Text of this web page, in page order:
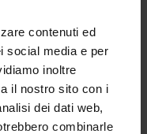
contenuti ed
social media e per
inoltre
il nostro sito con i
dei dati web,
combinarle
recensione